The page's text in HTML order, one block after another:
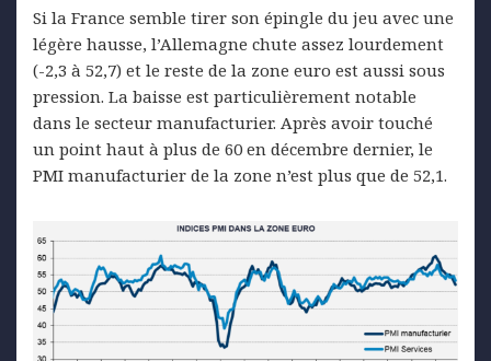
Si la France semble tirer son épingle du jeu avec une
légère hausse, l’Allemagne chute assez lourdement
(-2,3 à 52,7) et le reste de la zone euro est aussi sous
pression. La baisse est particulièrement notable
dans le secteur manufacturier. Après avoir touché
un point haut à plus de 60 en décembre dernier, le
PMI manufacturier de la zone n’est plus que de 52,1.